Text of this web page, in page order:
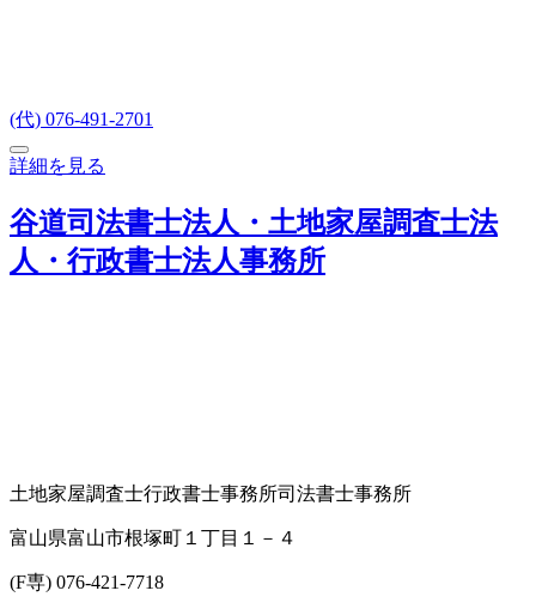
(代) 076-491-2701
詳細を見る
谷道司法書士法人・土地家屋調査士法
人・行政書士法人事務所
土地家屋調査士行政書士事務所司法書士事務所
富山県富山市根塚町１丁目１－４
(F専) 076-421-7718